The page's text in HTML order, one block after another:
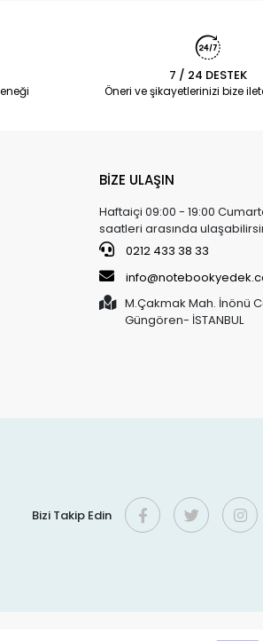
7 / 24 DESTEK
Öneri ve şikayetlerinizi bize
BİZE ULAŞIN
Haftaiçi 09:00 - 19:00
saatleri arasında
0212 433 38 33
M.Çakmak Mah. İnönü
Güngören- İSTANBUL
Bizi Takip Edin